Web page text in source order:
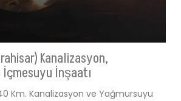
Kanalizasyon,
İnşaatı
Km. Kanalizasyon ve Yağmursuyu